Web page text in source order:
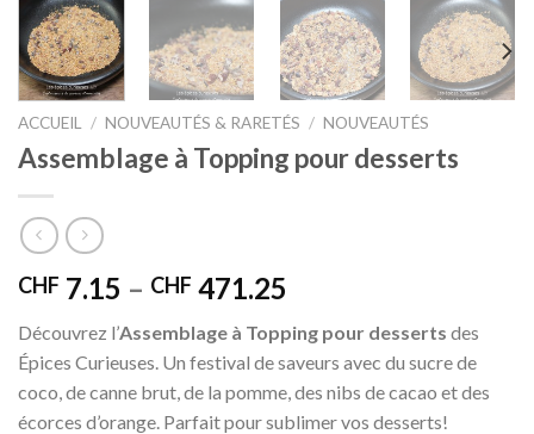
ACCUEIL / NOUVEAUTÉS & RARETÉS / NOUVEAUTÉS
Assemblage à Topping pour desserts
CHF 7.15 – CHF 471.25
Découvrez l’Assemblage à Topping pour desserts des
Épices Curieuses. Un festival de saveurs avec du sucre de
coco, de canne brut, de la pomme, des nibs de cacao et des
écorces d’orange. Parfait pour sublimer vos desserts!